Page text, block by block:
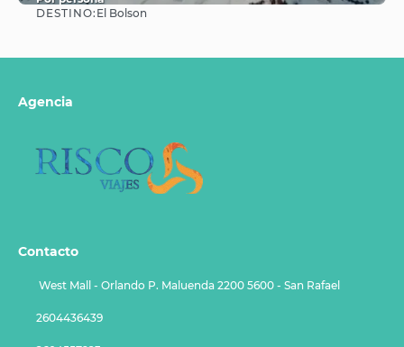
DESTINO: El Bolson
Agencia
Contacto
West Mall - Orlando P. Maluenda 2200 5600 - San Rafael
2604436439